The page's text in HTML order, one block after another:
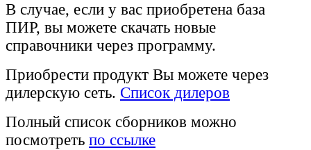
В случае, если у вас приобретена база
ПИР, вы можете скачать новые
справочники через программу.
Приобрести продукт Вы можете через
дилерскую сеть. Список дилеров
Полный список сборников можно
посмотреть по ссылке